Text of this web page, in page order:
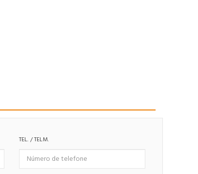
TEL. / TELM.